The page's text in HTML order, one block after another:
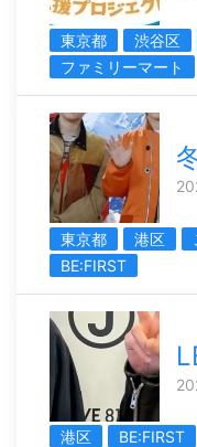
東京都 渋谷区
ファミリーマート
東京都 港区
BE:FIRST
港区 BE:FIRST